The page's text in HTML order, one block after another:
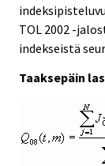
TOL 2002 -
indekseistä
Taaksepäin